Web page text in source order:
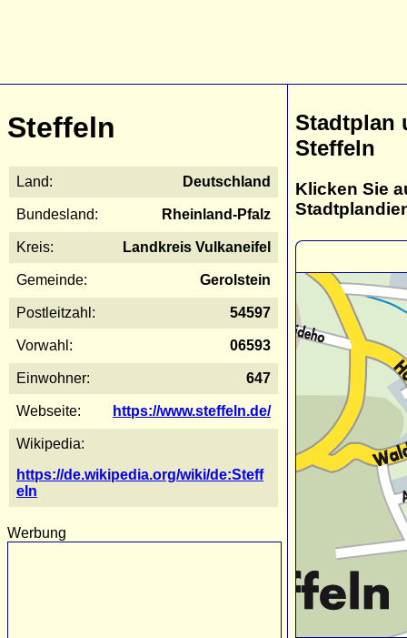
Steffeln
Land: Deutschland
Bundesland: Rheinland-Pfalz
Kreis: Landkreis Vulkaneifel
Gemeinde: Gerolstein
Postleitzahl: 54597
Vorwahl: 06593
Einwohner: 647
Webseite: https://www.steffeln.de/
Wikipedia:
https://de.wikipedia.org/wiki/de:Steff
eln
Werbung
Stadtplan
Steffeln
Klicken Sie